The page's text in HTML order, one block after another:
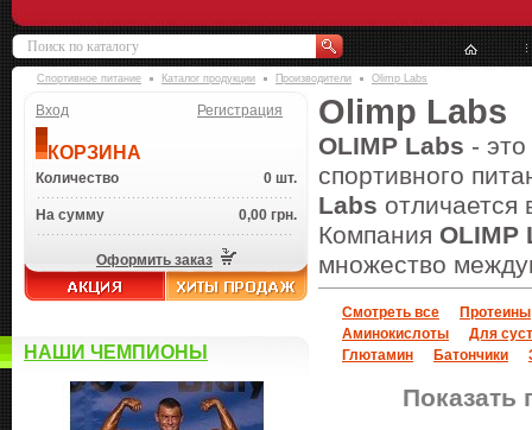
Спортивное питание Каталог продукции Производители Olimp Labs
Вход Регистрация
КОРЗИНА
Количество 0 шт.
На сумму 0,00 грн.
Оформить заказ
НАШИ ЧЕМПИОНЫ
Olimp Labs
OLIMP Labs -
спортивного
Labs
Компания OLIMP
множество
Смотреть все
Протеины
Аминокислоты
Для
Глютамин
Батончики
Показать